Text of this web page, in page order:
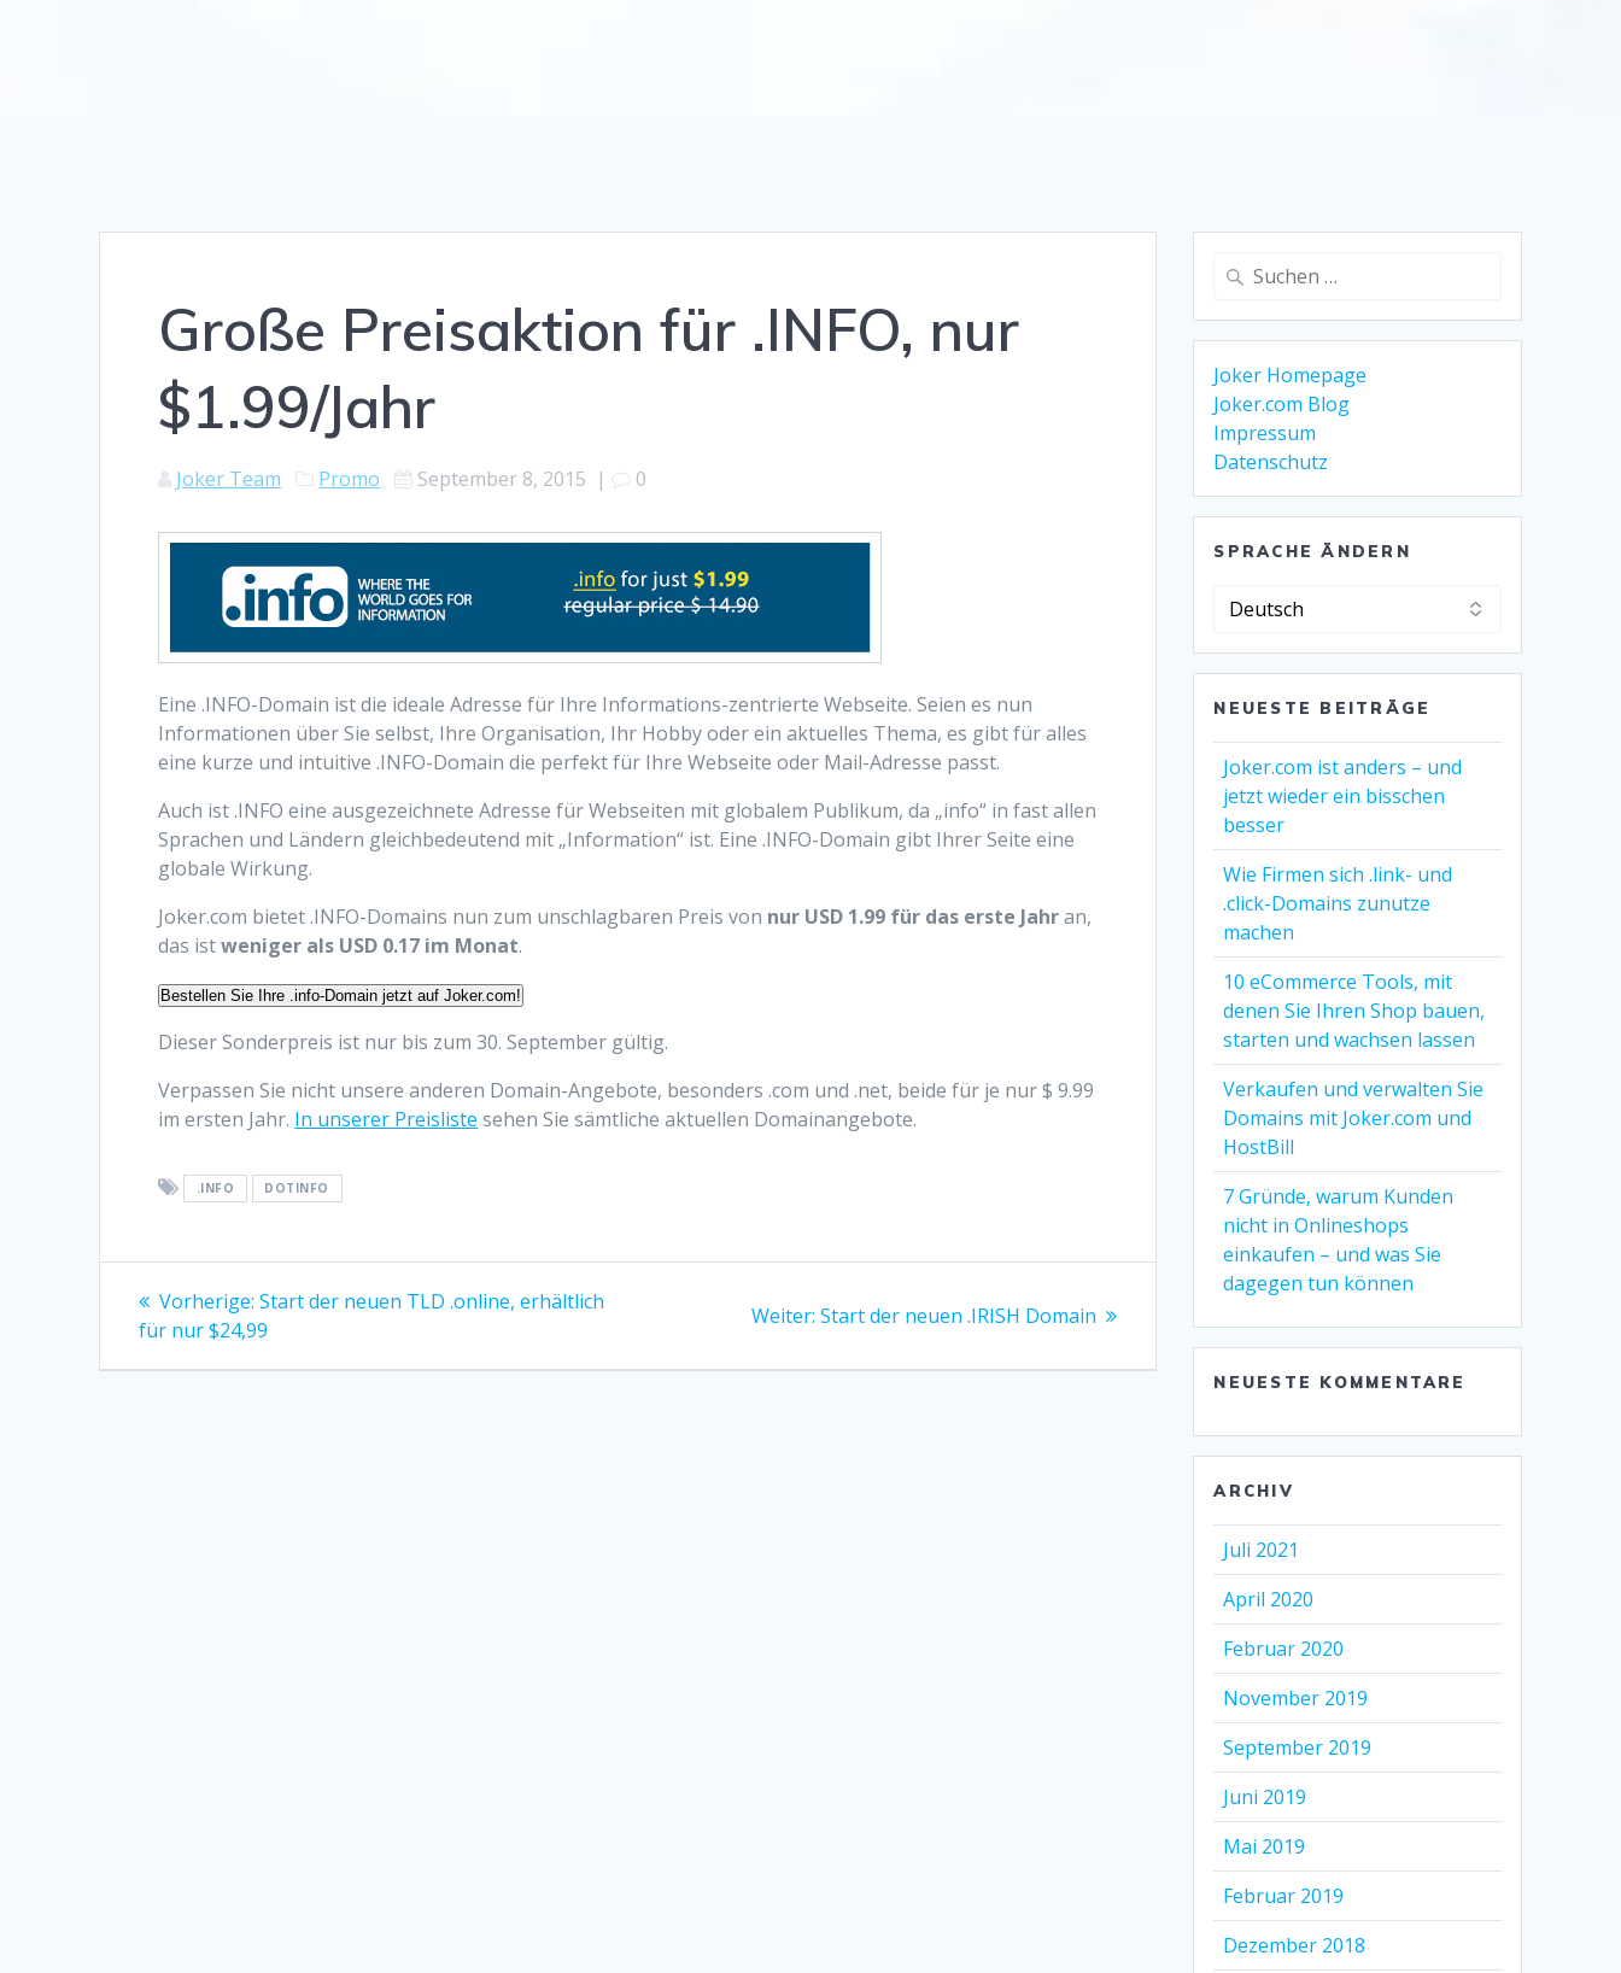
Große Preisaktion für .INFO, nur
$1.99/Jahr
Joker Team Promo September 8, 2015 | 0
Eine .INFO-Domain ist die ideale Adresse für Ihre Informations-zentrierte Webseite. Seien es nun
Informationen über Sie selbst, Ihre Organisation, Ihr Hobby oder ein aktuelles Thema, es gibt für alles
eine kurze und intuitive .INFO-Domain die perfekt für Ihre Webseite oder Mail-Adresse passt.
Auch ist .INFO eine ausgezeichnete Adresse für Webseiten mit globalem Publikum, da „info“ in fast allen
Sprachen und Ländern gleichbedeutend mit „Information“ ist. Eine .INFO-Domain gibt Ihrer Seite eine
globale Wirkung.
Joker.com bietet .INFO-Domains nun zum unschlagbaren Preis von nur USD 1.99 für das erste Jahran,
das istweniger als USD 0.17 im Monat.
Bestellen Sie Ihre .info-Domain jetzt auf Joker.com!
Dieser Sonderpreis ist nur bis zum 30. September gültig.
Verpassen Sie nicht unsere anderen Domain-Angebote, besonders .com und .net, beide für je nur $ 9.99
im ersten Jahr. In unserer Preisliste sehen Sie sämtliche aktuellen Domainangebote.
.INFO DOTINFO
Beitragsnavigation
Vorherige: Vorheriger
Beitrag:
Start der neuen TLD .online, erhältlich
für nur $24,99
Weiter: Nächster
Start der neuen .IRISH Domain
Suche
nach:
Joker Homepage
Joker.com Blog
Impressum
Datenschutz
SPRACHE ÄNDERN
Sprache
NEUESTE BEITRÄGE
Joker.com ist anders – und
jetzt wieder ein bisschen
besser
Wie Firmen sich .link- und
.click-Domains zunutze
machen
10 eCommerce Tools, mit
denen Sie Ihren Shop bauen,
starten und wachsen lassen
Verkaufen und verwalten Sie
Domains mit Joker.com und
HostBill
7 Gründe, warum Kunden
nicht in Onlineshops
einkaufen – und was Sie
dagegen tun können
NEUESTE KOMMENTARE
ARCHIV
Juli 2021
April 2020
Februar 2020
November 2019
September 2019
Juni 2019
Mai 2019
Februar 2019
Dezember 2018